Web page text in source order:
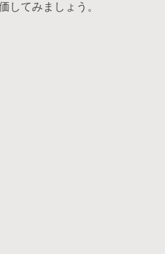
してみましょう。